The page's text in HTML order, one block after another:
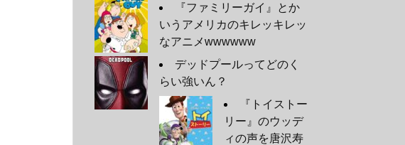
『ファミリーガイ』とか
いうアメリカのキレッキレッ
なアニメwwwwww
デッドプールってどのく
らい強いん？
『トイストー
リー』のウッデ
ィの声を唐沢寿